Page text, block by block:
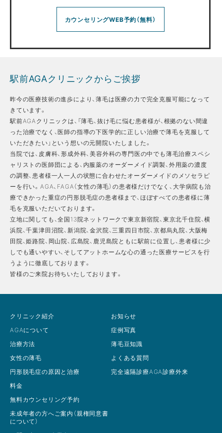
カウンセリングWEB予約（無料）
駅前AGAクリニックからご挨拶
昨今の医療技術の進歩により、薄毛は医療の力で完全克服可能になって
きています。
駅前AGAクリニックは、「薄毛、抜け毛に悩む患者様が、根拠のない間違
った治療でなく、医師の指導の下医学的に正しい治療で薄毛を克服して
いただきたい」という想いの元開院いたしました。
当院では、皮膚科、形成外科、美容外科の専門医の中でも薄毛治療スペシ
ャリストの医師団による、内服薬のオーダーメイド調製、外用薬の濃度
の調整、患者様一人一人の状態に合わせたオーダーメイドのメソセラピ
ーを行い。AGA、FAGA（女性の薄毛）の患者様だけでなく、大学病院も治
療できかった重症の円形脱毛症の患者様まで、ほぼすべての患者様に薄
毛を克服いただいております。
立地に関しても、全国13院ネットワークで東京新宿院、東京北千住院、横
浜院、千葉津田沼院、新潟院、金沢院、三重四日市院、京都烏丸院、大阪梅
田院、姫路院、岡山院、広島院、鹿児島院ともに駅前に位置し、患者様に少
しでも通いやすい、そしてアットホームな心の通った医療サービスを行
うように徹底しております。
皆様のご来院お待ちいたしております。
クリニック紹介
AGAについて
治療方法
女性の薄毛
円形脱毛症の原因と治療
料金
お知らせ
症例写真
薄毛豆知識
よくある質問
完全遠隔診療AGA診療外来
無料カウンセリング予約
未成年者の方へご案内（親権同意書
について）